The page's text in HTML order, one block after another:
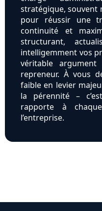
stratégique, souvent
pour réussir une
continuité et
structurant,
intelligemment vos
véritable
repreneur. À vous
faible en levier
la pérennité –
rapporte à
l’entreprise.